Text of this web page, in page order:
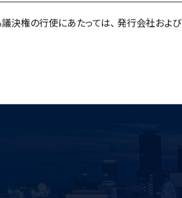
決権の行使にあたっては、 発行会社お